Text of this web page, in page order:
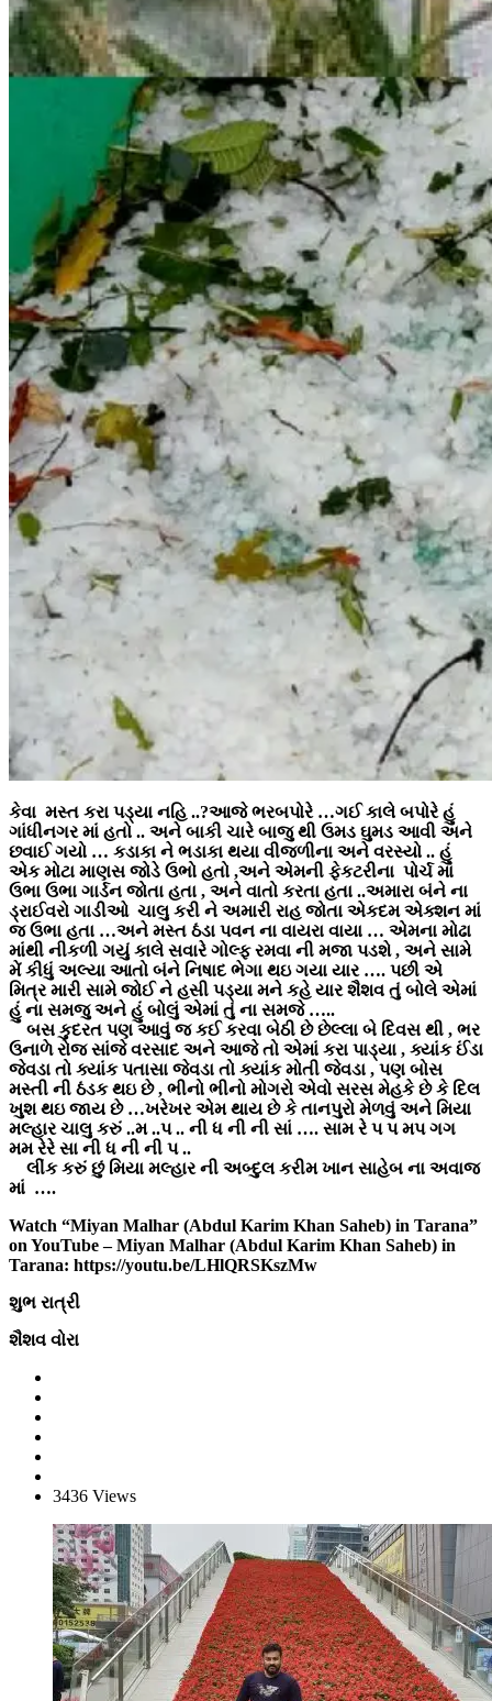
કેવા મસ્ત કરા પડ્યા નહિ ..?આજે ભરબપોરે …ગઈ કાલે બપોરે હું
ગાંધીનગર માં હતો .. અને બાકી ચારે બાજુ થી ઉમડ ઘુમડ આવી અને
છવાઈ ગયો … કડાકા ને ભડાકા થયા વીજળીના અને વરસ્યો .. હું
એક મોટા માણસ જોડે ઉભો હતો ,અને એમની ફેકટરીના પોર્ચ માં
ઉભા ઉભા ગાર્ડન જોતા હતા , અને વાતો કરતા હતા ..અમારા બંને ના
ડ્રાઈવરો ગાડીઓ ચાલુ કરી ને અમારી રાહ જોતા એકદમ એક્શન માં
જ ઉભા હતા …અને મસ્ત ઠંડા પવન ના વાયરા વાયા … એમના મોઢા
માંથી નીકળી ગયું કાલે સવારે ગોલ્ફ રમવા ની મજા પડશે , અને સામે
મેં કીધું અલ્યા આતો બંને નિષાદ ભેગા થઇ ગયા યાર …. પછી એ
મિત્ર મારી સામે જોઈ ને હસી પડ્યા મને કહે યાર શૈશવ તું બોલે એમાં
હું ના સમજુ અને હું બોલું એમાં તું ના સમજે …..
બસ કુદરત પણ આવું જ કઈ કરવા બેઠી છે છેલ્લા બે દિવસ થી , ભર
ઉનાળે રોજ સાંજે વરસાદ અને આજે તો એમાં કરા પાડ્યા , ક્યાંક ઈંડા
જેવડા તો ક્યાંક પતાસા જેવડા તો ક્યાંક મોતી જેવડા , પણ બોસ
મસ્તી ની ઠંડક થઇ છે , ભીનો ભીનો મોગરો એવો સરસ મેહકે છે કે દિલ
ખુશ થઇ જાય છે …ખરેખર એમ થાય છે કે તાનપુરો મેળવું અને મિયા
મલ્હાર ચાલુ કરું ..મ ..પ .. ની ધ ની ની સાં …. સામ રે પ પ મપ ગગ
મમ રેરે સા ની ધ ની ની પ ..
લીંક કરું છું મિયા મલ્હાર ની અબ્દુલ કરીમ ખાન સાહેબ ના અવાજ
માં ….
Watch “Miyan Malhar (Abdul Karim Khan Saheb) in Tarana”
on YouTube – Miyan Malhar (Abdul Karim Khan Saheb) in
Tarana: https://youtu.be/LHlQRSKszMw
શુભ રાત્રી
શૈશવ વોરા
3436 Views